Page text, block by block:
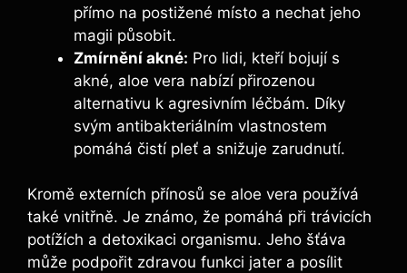
přímo na postižené místo a nechat jeho
magii působit.
Zmírnění akné: Pro lidi, kteří bojují s
akné, aloe vera nabízí přirozenou
alternativu k agresivním léčbám. Díky
svým antibakteriálním vlastnostem
pomáhá čistí pleť a snižuje zarudnutí.
Kromě externích přínosů se aloe vera používá
také vnitřně. Je známo, že pomáhá při trávicích
potížích a detoxikaci organismu. Jeho šťáva
může podpořit zdravou funkci jater a posílit